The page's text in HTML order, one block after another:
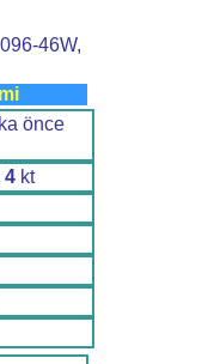
46W,
önce
4 kt